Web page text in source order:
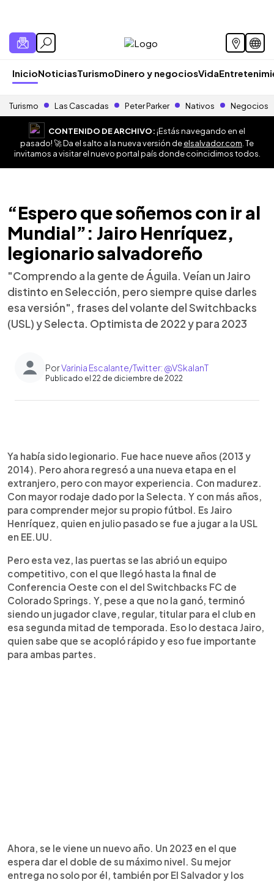
InicioNoticiasTurismoDinero y negociosVida
Turismo Las Cascadas Peter Parker Nativos Negocios
CONTENIDO DE ARCHIVO:¡Estás navegando en el
pasado! 🚀 Da el salto a la nueva versión deelsalvador.com . Te
invitamos a visitar el nuevo portal país donde coincidimos todos.
“Espero que soñemos con ir al
Mundial”: Jairo Henríquez,
legionario salvadoreño
"Comprendo a la gente de Águila. Veían un Jairo
distinto en Selección, pero siempre quise darles
esa versión", frases del volante del Switchbacks
(USL) y Selecta. Optimista de 2022 y para 2023
PorVarinia Escalante/Twitter: @VSkalanT
Publicado el 22 de diciembre de 2022
► Escuchar artículo
Ya había sido legionario. Fue hace nueve años (2013 y
2014). Pero ahora regresó a una nueva etapa en el
extranjero, pero con mayor experiencia. Con madurez.
Con mayor rodaje dado por la Selecta. Y con más años,
para comprender mejor su propio fútbol. Es Jairo
Henríquez, quien en julio pasado se fue a jugar a la USL
en EE.UU.
Pero esta vez, las puertas se las abrió un equipo
competitivo, con el que llegó hasta la final de
Conferencia Oeste con el del Switchbacks FC de
Colorado Springs. Y, pese a que no la ganó, terminó
siendo un jugador clave, regular, titular para el club en
esa segunda mitad de temporada. Eso lo destaca Jairo,
quien sabe que se acopló rápido y eso fue importante
para ambas partes.
Ahora, se le viene un nuevo año. Un 2023 en el que
espera dar el doble de su máximo nivel. Su mejor
entrega no solo por él, también por El Salvador y los